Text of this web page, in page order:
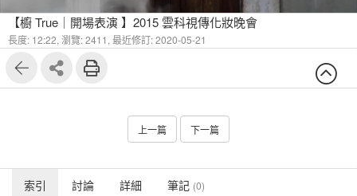
【櫥 True｜開場表演 】2015 雲科視傳化妝晚會
長度: 12:22, 瀏覽: 2411, 最近修訂: 2020-05-21
上一篇 下一篇
索引 討論 詳細 筆記 (0)